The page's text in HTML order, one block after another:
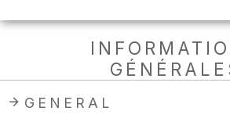
hors
ligneGENERAL